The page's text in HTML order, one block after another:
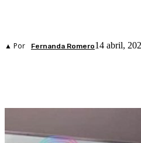
▲ Por Fernanda Romero14 abril,